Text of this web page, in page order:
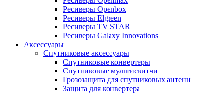
Ресиверы Openbox
Ресиверы Elgreen
Ресиверы TV STAR
Ресиверы Galaxy Innovations
Аксессуары
Спутниковые аксессуары
Спутниковые конвертеры
Спутниковые мультисвитчи
Грозозащита для спутниковых антенн
Защита для конвертера